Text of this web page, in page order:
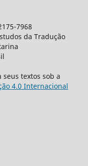
7968
da Tradução
textos sob a
4.0 Internacional